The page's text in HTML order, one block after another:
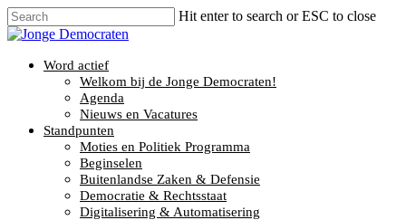
Hit enter to search or ESC to close
Word actief
Welkom bij de Jonge Democraten!
Agenda
Nieuws en Vacatures
Standpunten
Moties en Politiek Programma
Beginselen
Buitenlandse Zaken & Defensie
Democratie & Rechtsstaat
Digitalisering & Automatisering